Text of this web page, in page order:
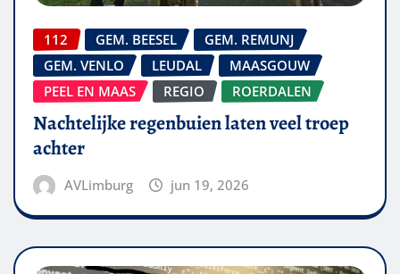
112 GEM. BEESEL
GEM. REMUNJ
GEM. VENLO
LEUDAL
MAASGOUW
PEEL EN MAAS
REGIO ROERDALEN
Nachtelijke regenbuien laten veel troep
achter
AVLimburg jun 19, 2026